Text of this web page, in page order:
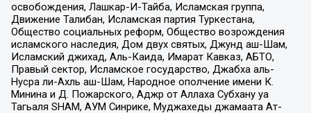
освобождения, Лашкар-И-Тайба, Исламская группа,
Движение Талибан, Исламская партия Туркестана,
Общество социальных реформ, Общество возрождения
исламского наследия, Дом двух святых, Джунд аш-Шам,
Исламский джихад, Аль-Каида, Имарат Кавказ, АБТО,
Правый сектор, Исламское государство, Джабха аль-
Нусра ли-Ахль аш-Шам, Народное ополчение имени К.
Минина и Д. Пожарского, Аджр от Аллаха Субхану уа
Тагьаля SHAM, АУМ Синрике, Муджахеды джамаата Ат-